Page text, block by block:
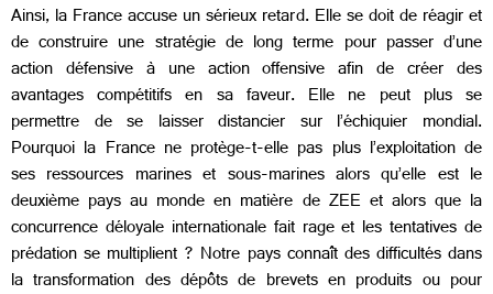
Ainsi, la France accuse un sérieux retard. Elle se doit de réagir et
de construire une stratégie de long terme pour passer d’une
action défensive à une action offensive afin de créer des
avantages compétitifs en sa faveur. Elle ne peut plus se
permettre de se laisser distancier sur l’échiquier mondial.
Pourquoi la France ne protège-t-elle pas plus l’exploitation de
ses ressources marines et sous-marines alors qu’elle est le
deuxième pays au monde en matière de ZEE et alors que la
concurrence déloyale internationale fait rage et les tentatives de
prédation se multiplient ? Notre pays connaît des difficultés dans
la transformation des dépôts de brevets en produits ou pour